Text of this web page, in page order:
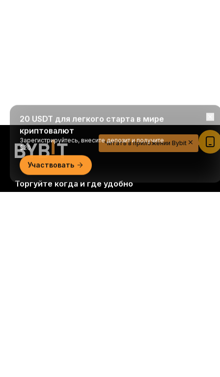
Торгуйте когда и где удобно
20 USDT для легкого старта в мире
криптовалют
Зарегистрируйтесь, внесите депозит и получите
$20
Участвовать
Читать в приложении Bybit